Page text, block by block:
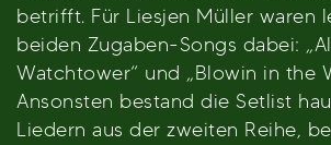
betrifft. Für Liesjen Müller waren
beiden Zugaben-Songs dabei:
Watchtower“ und „Blowin in the
Ansonsten bestand die Setlist
Liedern aus der zweiten Reihe,